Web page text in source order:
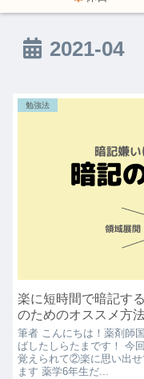
2021-04
勉強法
楽に短時間で暗記す
のためのオススメ方
筆者 こんにちは！薬剤師
ばしたしらたまです！ 今
覚えられて②楽に思い出
ます 薬学6年生だ...